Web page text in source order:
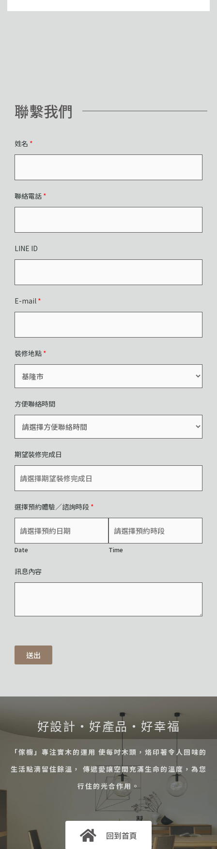
聯繫我們
姓名 *
聯絡電話 *
LINE ID
E-mail *
裝修地點 *
方便聯絡時間
期望裝修完成日
選擇預約體驗／諮詢時段 *
Date Time
訊息內容
送出
好設計・好產品・好幸福
「傢櫥」專注實木的運用 使每吋木頭，烙印著令人回味的
生活點滴留住餘溫， 傳遞愛讓空間充滿生命的溫度，為您
行住的光合作用。
回到首頁